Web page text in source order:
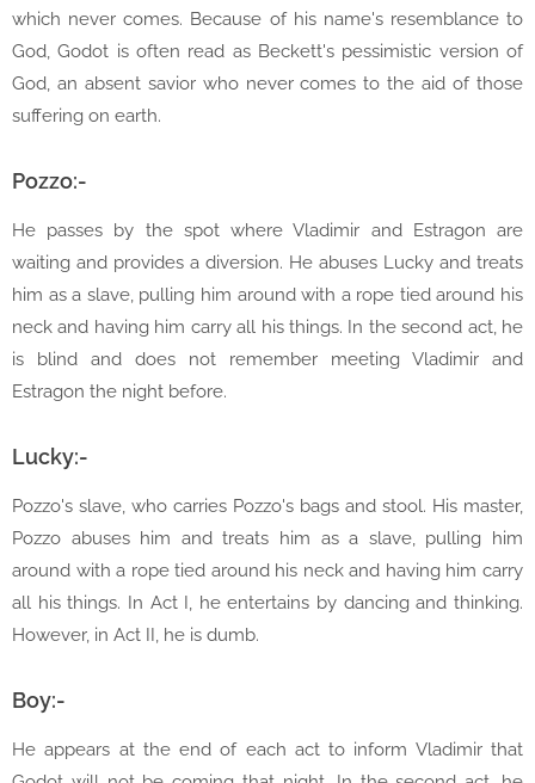
which never comes. Because of his name's resemblance to
God, Godot is often read as Beckett's pessimistic version of
God, an absent savior who never comes to the aid of those
suffering on earth.
Pozzo:-
He passes by the spot where Vladimir and Estragon are
waiting and provides a diversion. He abuses Lucky and treats
him as a slave, pulling him around with a rope tied around his
neck and having him carry all his things. In the second act, he
is blind and does not remember meeting Vladimir and
Estragon the night before.
Lucky:-
Pozzo's slave, who carries Pozzo's bags and stool. His master,
Pozzo abuses him and treats him as a slave, pulling him
around with a rope tied around his neck and having him carry
all his things. In Act I, he entertains by dancing and thinking.
However, in Act II, he is dumb.
Boy:-
He appears at the end of each act to inform Vladimir that